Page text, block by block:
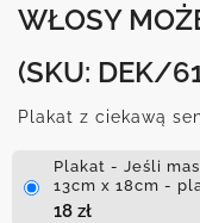
WŁOSY
(SKU: DEK/
Plakat z ciekawą
Plakat - Jeśli
13cm x 18cm -
18 zł